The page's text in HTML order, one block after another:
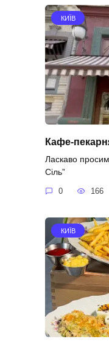
КИЇВ
Кафе-
Ласкаво
Сіль”
0 166
КИЇВ